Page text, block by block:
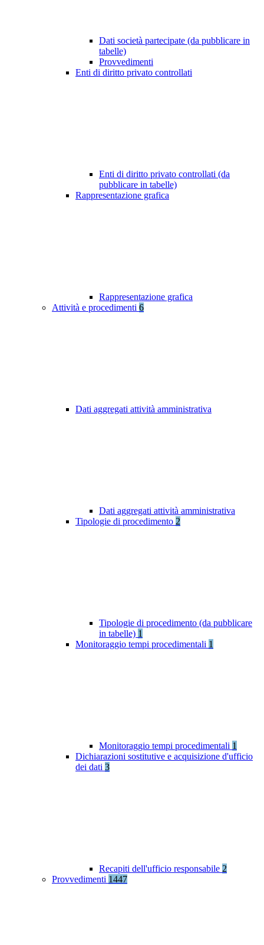
Dati società partecipate (da pubblicare in
tabelle)
Provvedimenti
Enti di diritto privato controllati
Enti di diritto privato controllati (da
pubblicare in tabelle)
Rappresentazione grafica
Rappresentazione grafica
Attività e procedimenti 6
Dati aggregati attività amministrativa
Dati aggregati attività amministrativa
Tipologie di procedimento 2
Tipologie di procedimento (da pubblicare
in tabelle) 1
Monitoraggio tempi procedimentali 1
Monitoraggio tempi procedimentali 1
Dichiarazioni sostitutive e acquisizione d'ufficio
dei dati 3
Recapiti dell'ufficio responsabile 2
Provvedimenti 1447